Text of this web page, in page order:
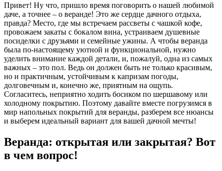
Привет! Ну что, пришло время поговорить о нашей любимой
даче, а точнее – о веранде! Это же сердце дачного отдыха,
правда? Место, где мы встречаем рассветы с чашкой кофе,
провожаем закаты с бокалом вина, устраиваем душевные
посиделки с друзьями и семейные ужины. А чтобы веранда
была по-настоящему уютной и функциональной, нужно
уделить внимание каждой детали, и, пожалуй, одна из самых
важных – это пол. Ведь он должен быть не только красивым,
но и практичным, устойчивым к капризам погоды,
долговечным и, конечно же, приятным на ощупь.
Согласитесь, неприятно ходить босиком по шершавому или
холодному покрытию. Поэтому давайте вместе погрузимся в
мир напольных покрытий для веранды, разберем все нюансы
и выберем идеальный вариант для вашей дачной мечты!
Веранда: открытая или закрытая? Вот
в чем вопрос!